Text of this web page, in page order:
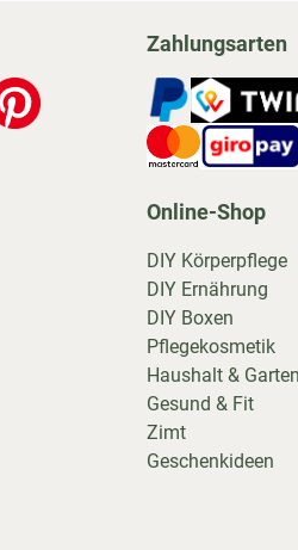
Zahlungsarten
Online-Shop
DIY Körperpflege
DIY Ernährung
DIY Boxen
Pflegekosmetik
Haushalt & Garten
Gesund & Fit
Zimt
Geschenkideen